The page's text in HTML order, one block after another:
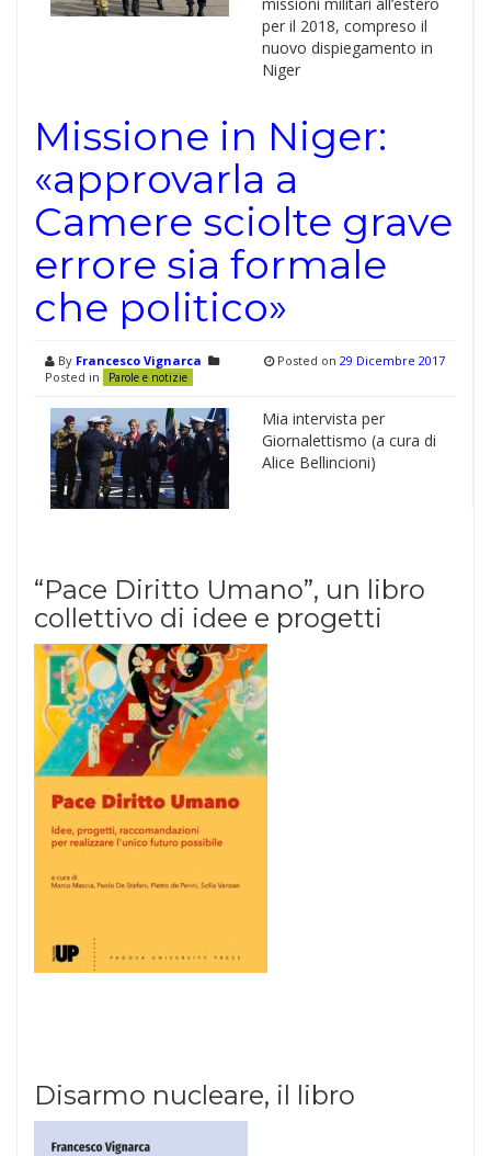
per il 2018, compreso il
nuovo dispiegamento in
Niger
Missione in Niger:
«approvarla a
Camere sciolte grave
errore sia formale
che politico»
By Francesco Vignarca
Posted in
Parole e notizie
Posted on 29 Dicembre 2017
Mia intervista per
Giornalettismo (a cura di
Alice Bellincioni)
“Pace Diritto Umano”, un libro
collettivo di idee e progetti
Disarmo nucleare, il libro